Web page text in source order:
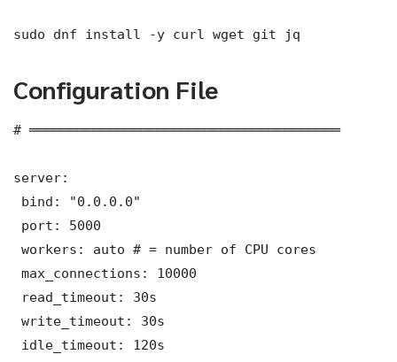
sudo dnf install -y curl wget git jq
Configuration File
# ═══════════════════════════════════════
server:
bind: "0.0.0.0"
port: 5000
workers: auto # = number of CPU cores
max_connections: 10000
read_timeout: 30s
write_timeout: 30s
idle_timeout: 120s